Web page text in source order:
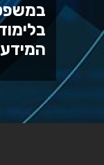
המידע